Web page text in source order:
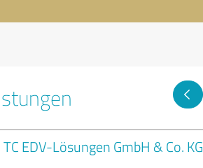
TC EDV-Lösungen GmbH & Co. KG